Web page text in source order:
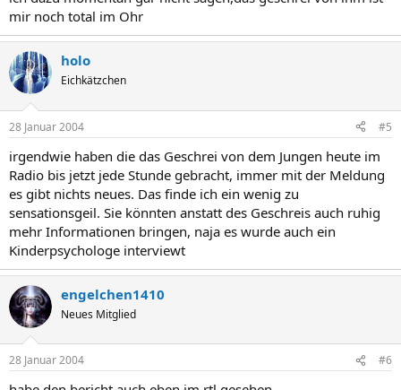
mir noch total im Ohr
holo
Eichkätzchen
28 Januar 2004 #5
irgendwie haben die das Geschrei von dem Jungen heute im
Radio bis jetzt jede Stunde gebracht, immer mit der Meldung
es gibt nichts neues. Das finde ich ein wenig zu
sensationsgeil. Sie könnten anstatt des Geschreis auch ruhig
mehr Informationen bringen, naja es wurde auch ein
Kinderpsychologe interviewt
engelchen1410
Neues Mitglied
28 Januar 2004 #6